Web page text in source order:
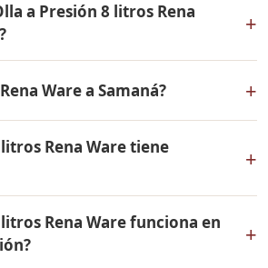
a Presión 8 litros Rena
+
Contáctame por WhatsApp
actual, promociones disponibles
en cuotas desde el 10% de inicial.
Ware a Samaná? +
y a todo Colombia. El pago es
Rena Ware tiene
+
de fabricación. Todos los
están fabricados en acero
Rena Ware funciona en
+